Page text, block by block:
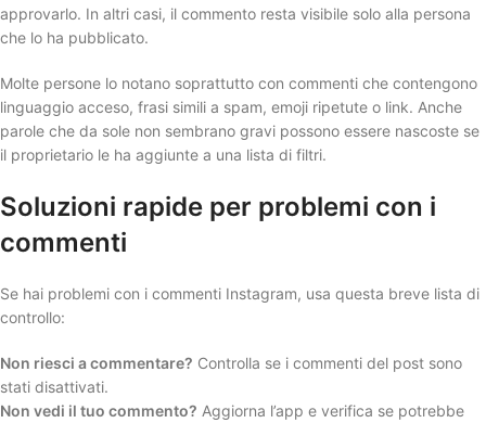
approvarlo. In altri casi, il commento resta visibile solo alla persona
che lo ha pubblicato.
Molte persone lo notano soprattutto con commenti che contengono
linguaggio acceso, frasi simili a spam, emoji ripetute o link. Anche
parole che da sole non sembrano gravi possono essere nascoste se
il proprietario le ha aggiunte a una lista di filtri.
Soluzioni rapide per problemi con i
commenti
Se hai problemi con i commenti Instagram, usa questa breve lista di
controllo:
Non riesci a commentare? Controlla se i commenti del post sono
stati disattivati.
Non vedi il tuo commento? Aggiorna l’app e verifica se potrebbe